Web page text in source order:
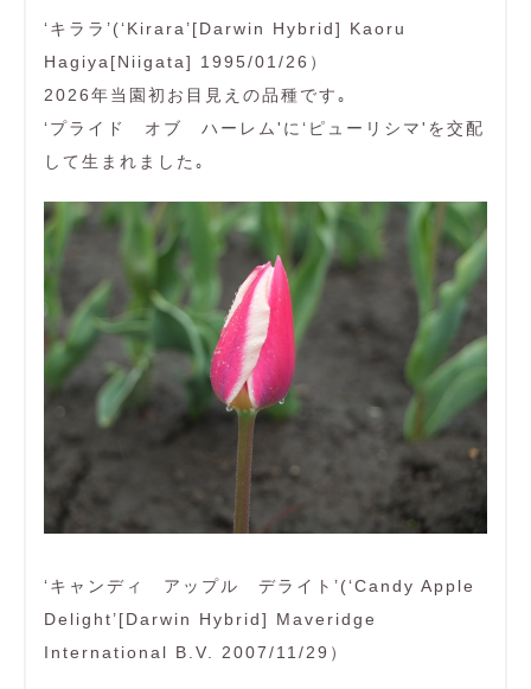
‘キララ’(‘Kirara’[Darwin Hybrid] Kaoru
Hagiya[Niigata] 1995/01/26）
2026年当園初お目見えの品種です｡
‘プライド オブ ハーレム'に‘ピューリシマ'を交配
して生まれました｡
‘キャンディ アップル デライト’(‘Candy Apple
Delight’[Darwin Hybrid] Maveridge
International B.V. 2007/11/29）